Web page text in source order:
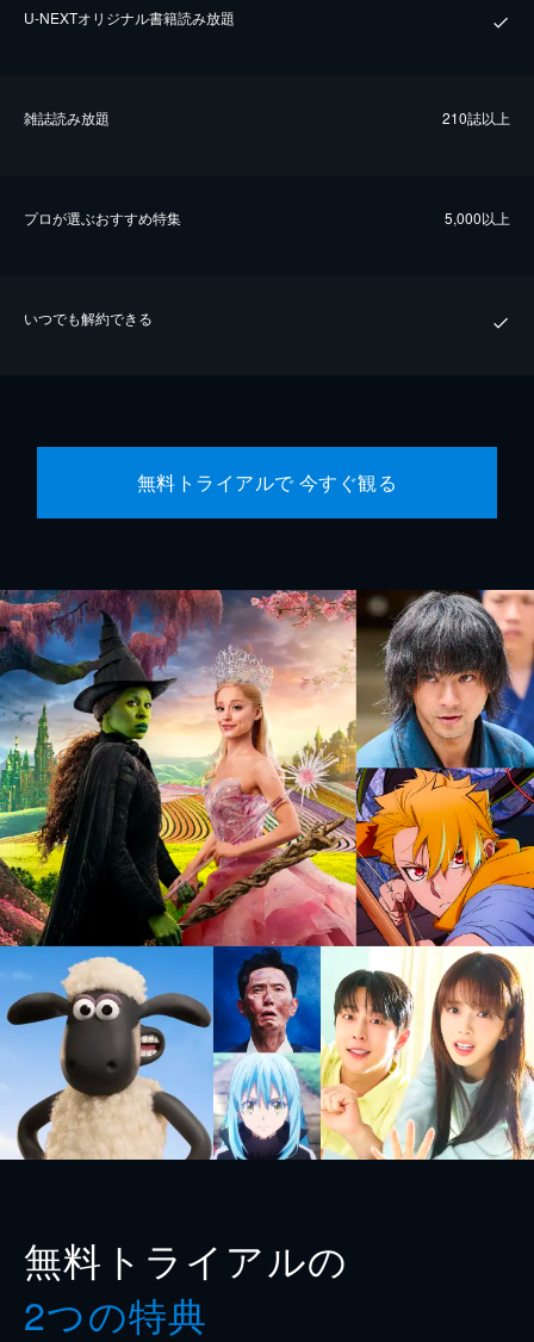
U-NEXTオリジナル書籍読み放題
雑誌読み放題 210誌以上
プロが選ぶおすすめ特集 5,000以上
いつでも解約できる
無料トライアルで 今すぐ観る
無料トライアルの
2つの特典